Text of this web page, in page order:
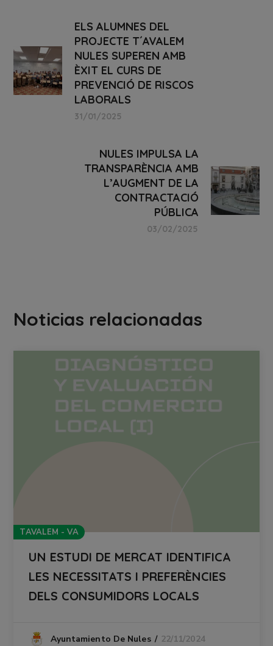
ELS ALUMNES DEL
PROJECTE T´AVALEM
NULES SUPEREN AMB
ÈXIT EL CURS DE
PREVENCIÓ DE RISCOS
LABORALS
31/01/2025
NULES IMPULSA LA
TRANSPARÈNCIA AMB
L’AUGMENT DE LA
CONTRACTACIÓ
PÚBLICA
03/02/2025
Noticias relacionadas
TAVALEM - VA
UN ESTUDI DE MERCAT IDENTIFICA
LES NECESSITATS I PREFERÈNCIES
DELS CONSUMIDORS LOCALS
Ayuntamiento De Nules 22/11/2024